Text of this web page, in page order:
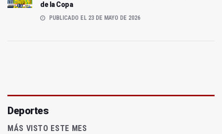
de la Copa
PUBLICADO EL 23 DE MAYO DE 2026
Deportes
MÁS VISTO ESTE MES